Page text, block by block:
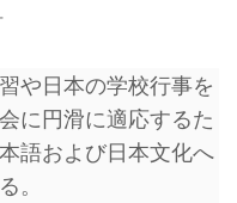
や日本の学校行事を
に円滑に適応するた
語および日本文化へ
。